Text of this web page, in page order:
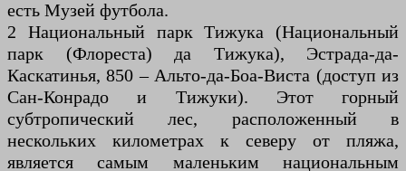
есть Музей футбола.
2 Национальный парк Тижука (Национальный
парк (Флореста) да Тижука), Эстрада-да-
Каскатинья, 850 – Альто-да-Боа-Виста (доступ из
Сан-Конрадо и Тижуки). Этот горный
субтропический лес, расположенный в
нескольких километрах к северу от пляжа,
является самым маленьким национальным